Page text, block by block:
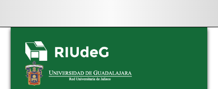
Skip
navigation